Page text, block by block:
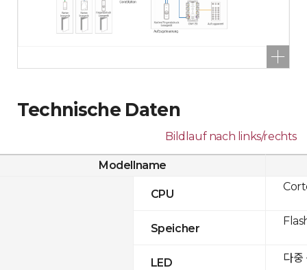
Technische Daten
Bildlauf nach links/rechts
Modellname
CPU
Speicher
LED 다중